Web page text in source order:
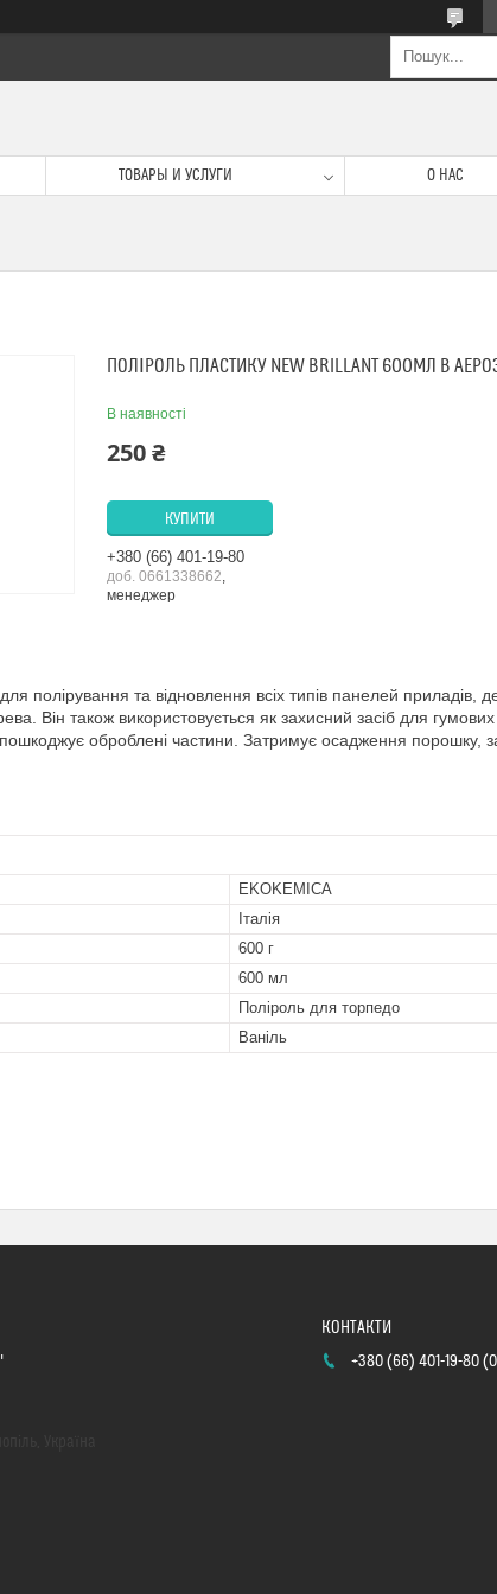
ТОВАРЫ И УСЛУГИ О НАС
ПОЛІРОЛЬ ПЛАСТИКУ NEW BRILLANT 600МЛ В
В наявності
250 ₴
КУПИТИ
+380 (66) 401-19-80
0661338662
менеджер
полірування та відновлення всіх типів панелей приладів,
Він також використовується як захисний засіб для
оброблені частини. Затримує осадження
EKOKEMICA
Італія
600 г
600 мл
Поліроль для торпедо
Ваніль
+380 (66) 401-19-80